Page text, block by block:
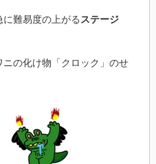
難易度の上がる ステージ
の化け物「クロック」のせ